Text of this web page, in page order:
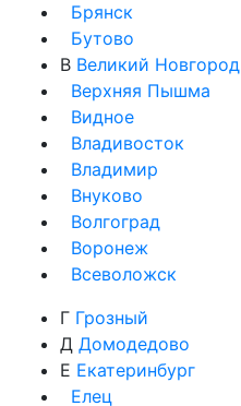
Брянск
Бутово
В Великий Новгород
Верхняя Пышма
Видное
Владивосток
Владимир
Внуково
Волгоград
Воронеж
Всеволожск
Г Грозный
Д Домодедово
Е Екатеринбург
Елец